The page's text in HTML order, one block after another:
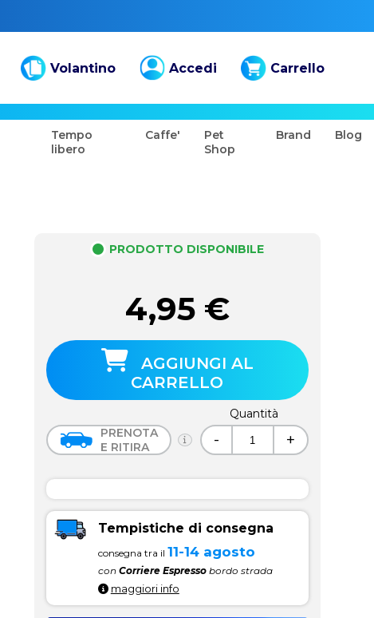
Volantino Accedi Carrello
Tempo
libero
Caffe'
Pet
Shop
Brand Blog
PRODOTTO DISPONIBILE
4,95 €
AGGIUNGI AL
CARRELLO
PRENOTA
E RITIRA
Quantità
- +
Tempistiche di consegna
consegna tra il 11-14 agosto
con Corriere Espressobordo strada
maggiori info